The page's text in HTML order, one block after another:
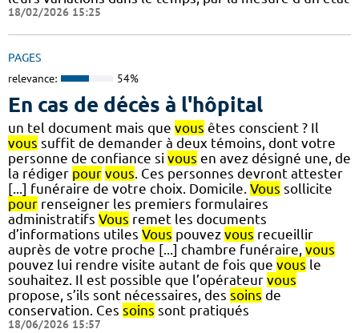
18/02/2026 15:25
PAGES
relevance: 54%
En cas de décès à l'hôpital
un tel document mais que vous êtes conscient ? Il
vous suffit de demander à deux témoins, dont votre
personne de confiance si vous en avez désigné une, de
la rédiger pour vous. Ces personnes devront attester
[...] funéraire de votre choix. Domicile. Vous sollicite
pour renseigner les premiers formulaires
administratifs Vous remet les documents
d’informations utiles Vous pouvez vous recueillir
auprès de votre proche [...] chambre funéraire, vous
pouvez lui rendre visite autant de fois que vous le
souhaitez. Il est possible que l’opérateur vous
propose, s’ils sont nécessaires, des soins de
conservation. Ces soins sont pratiqués
18/06/2026 15:57